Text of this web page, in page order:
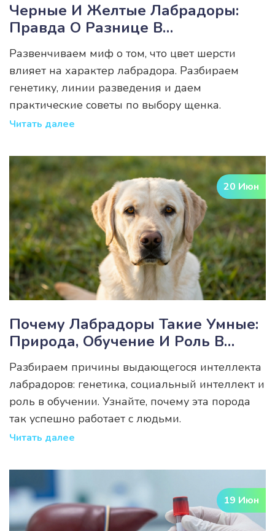
Черные И Желтые Лабрадоры:
Правда О Разнице В
Темпераменте
Развенчиваем миф о том, что цвет шерсти
влияет на характер лабрадора. Разбираем
генетику, линии разведения и даем
практические советы по выбору щенка.
Читать далее
20 Июн
Почему Лабрадоры Такие Умные:
Природа, Обучение И Роль В
Жизни Человека
Разбираем причины выдающегося интеллекта
лабрадоров: генетика, социальный интеллект и
роль в обучении. Узнайте, почему эта порода
так успешно работает с людьми.
Читать далее
19 Июн